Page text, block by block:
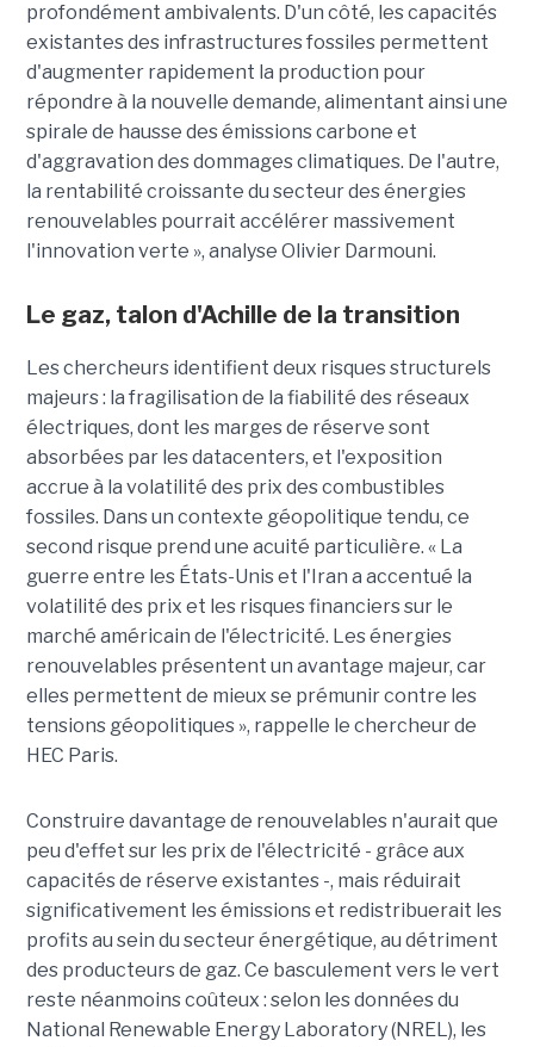
profondément ambivalents. D'un côté, les capacités
existantes des infrastructures fossiles permettent
d'augmenter rapidement la production pour
répondre à la nouvelle demande, alimentant ainsi une
spirale de hausse des émissions carbone et
d'aggravation des dommages climatiques. De l'autre,
la rentabilité croissante du secteur des énergies
renouvelables pourrait accélérer massivement
l'innovation verte », analyse Olivier Darmouni.
Le gaz, talon d'Achille de la transition
Les chercheurs identifient deux risques structurels
majeurs : la fragilisation de la fiabilité des réseaux
électriques, dont les marges de réserve sont
absorbées par les datacenters, et l'exposition
accrue à la volatilité des prix des combustibles
fossiles. Dans un contexte géopolitique tendu, ce
second risque prend une acuité particulière. « La
guerre entre les États-Unis et l'Iran a accentué la
volatilité des prix et les risques financiers sur le
marché américain de l'électricité. Les énergies
renouvelables présentent un avantage majeur, car
elles permettent de mieux se prémunir contre les
tensions géopolitiques », rappelle le chercheur de
HEC Paris.
Construire davantage de renouvelables n'aurait que
peu d'effet sur les prix de l'électricité - grâce aux
capacités de réserve existantes -, mais réduirait
significativement les émissions et redistribuerait les
profits au sein du secteur énergétique, au détriment
des producteurs de gaz. Ce basculement vers le vert
reste néanmoins coûteux : selon les données du
National Renewable Energy Laboratory (NREL), les